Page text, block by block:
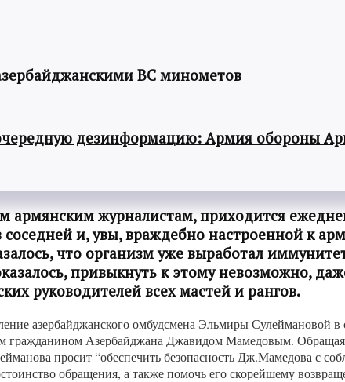
ВС минометов
дезинформацию: Армия обороны
армянским журналистам, приходится
и, увы, враждебно настроенной к
что организм уже выработал
привыкнуть к этому невозможно,
руководителей всех мастей и рангов.
азербайджанского омбудсмена Эльмиры Сулеймановой
Азербайджана Джавидом Мамедовым. Обращаясь
просит “обеспечить безопасность Дж.Мамедова с
обращения, а также помочь его скорейшему